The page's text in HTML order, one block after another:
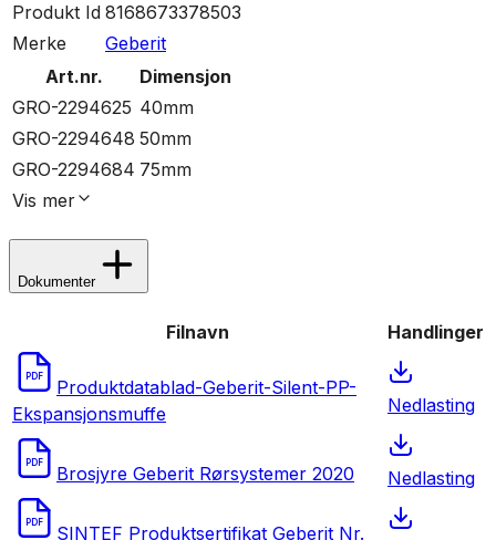
Produkt Id 8168673378503
Merke
Geberit
Art.nr.
Dimensjon
GRO-2294625 40mm
GRO-2294648 50mm
GRO-2294684 75mm
Vis mer
Dokumenter
Filnavn Handlinger
PDF
Produktdatablad-Geberit-Silent-PP-
Ekspansjonsmuffe
Nedlasting
PDF Brosjyre Geberit Rørsystemer 2020 Nedlasting
PDF
SINTEF Produktsertifikat Geberit Nr.